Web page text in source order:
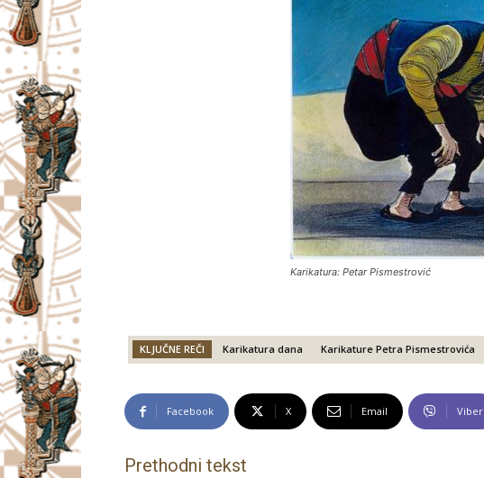
Karikatura: Petar Pismestrović
KLJUČNE REČI Karikatura dana Karikature Petra Pismestrovića
Facebook X Email Viber
Prethodni tekst